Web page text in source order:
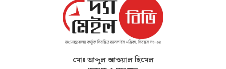
মোঃ আব্দুল আওয়াল হিমেল